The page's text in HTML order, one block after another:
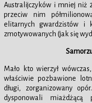
Australijczyków i mniej niż
przeciw nim
elitarnych gwardzistów i
zmotywowanych (jak się
Mało kto wierzył
właściwie pozbawione
długi, zorganizowany
dysponowali